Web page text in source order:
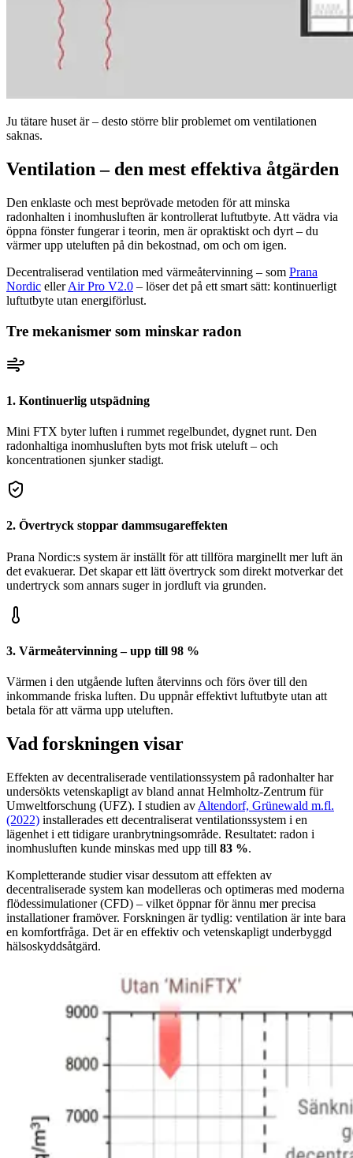
Ju tätare huset är – desto större blir problemet om ventilationen
saknas.
Ventilation – den mest effektiva åtgärden
Den enklaste och mest beprövade metoden för att minska
radonhalten i inomhusluften är kontrollerat luftutbyte. Att vädra via
öppna fönster fungerar i teorin, men är opraktiskt och dyrt – du
värmer upp uteluften på din bekostnad, om och om igen.
Decentraliserad ventilation med värmeåtervinning – som Prana
Nordic eller Air Pro V2.0 – löser det på ett smart sätt: kontinuerligt
luftutbyte utan energiförlust.
Tre mekanismer som minskar radon
1. Kontinuerlig utspädning
Mini FTX byter luften i rummet regelbundet, dygnet runt. Den
radonhaltiga inomhusluften byts mot frisk uteluft – och
koncentrationen sjunker stadigt.
2. Övertryck stoppar dammsugareffekten
Prana Nordic:s system är inställt för att tillföra marginellt mer luft än
det evakuerar. Det skapar ett lätt övertryck som direkt motverkar det
undertryck som annars suger in jordluft via grunden.
3. Värmeåtervinning – upp till 98 %
Värmen i den utgående luften återvinns och förs över till den
inkommande friska luften. Du uppnår effektivt luftutbyte utan att
betala för att värma upp uteluften.
Vad forskningen visar
Effekten av decentraliserade ventilationssystem på radonhalter har
undersökts vetenskapligt av bland annat Helmholtz-Zentrum für
Umweltforschung (UFZ). I studien av Altendorf, Grünewald m.fl.
(2022) installerades ett decentraliserat ventilationssystem i en
lägenhet i ett tidigare uranbrytningsområde. Resultatet: radon i
inomhusluften kunde minskas med upp till 83 %.
Kompletterande studier visar dessutom att effekten av
decentraliserade system kan modelleras och optimeras med moderna
flödessimulationer (CFD) – vilket öppnar för ännu mer precisa
installationer framöver. Forskningen är tydlig: ventilation är inte bara
en komfortfråga. Det är en effektiv och vetenskapligt underbyggd
hälsoskyddsåtgärd.